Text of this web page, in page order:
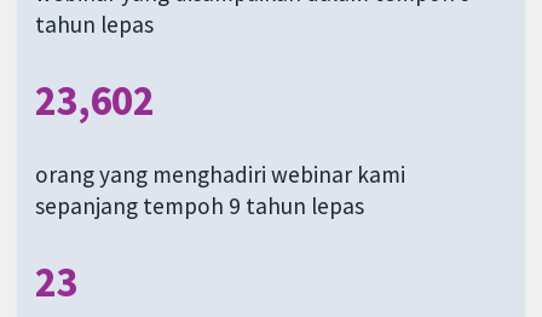
tahun lepas
23,602
orang yang menghadiri webinar kami
sepanjang tempoh 9 tahun lepas
23